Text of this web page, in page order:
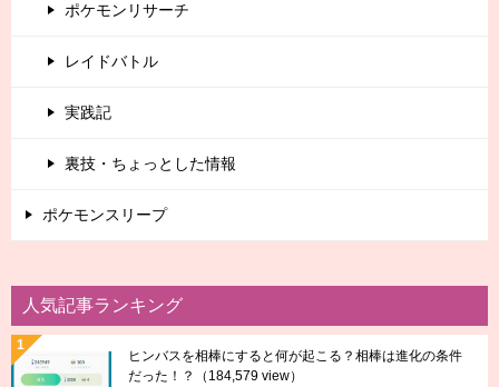
ポケモンリサーチ
レイドバトル
実践記
裏技・ちょっとした情報
ポケモンスリープ
人気記事ランキング
ヒンバスを相棒にすると何が起こる？相棒は進化の条件
だった！？
（184,579 view）